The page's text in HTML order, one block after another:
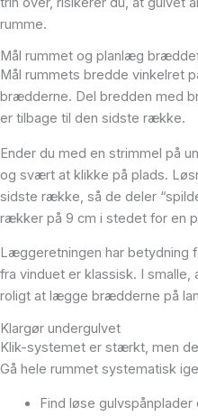
rumme.
Mål rummet og planlæg
Mål rummets bredde vinkelret
brædderne. Del bredden med
er tilbage til den sidste række.
Ender du med en strimmel på
og svært at klikke på plads.
sidste række, så de deler
rækker på 9 cm i stedet for en
Læggeretningen har betydning
fra vinduet er klassisk. I
roligt at lægge brædderne på
Klargør undergulvet
Klik-systemet er stærkt, men
Gå hele rummet systematisk
Find løse